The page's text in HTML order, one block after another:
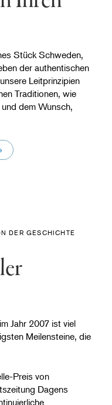
Stück Schweden,
der authentischen
Leitprinzipien
Traditionen, wie
dem Wunsch,
DER GESCHICHTE
Jahr 2007 ist viel
Meilensteine, die
Preis von
Dagens